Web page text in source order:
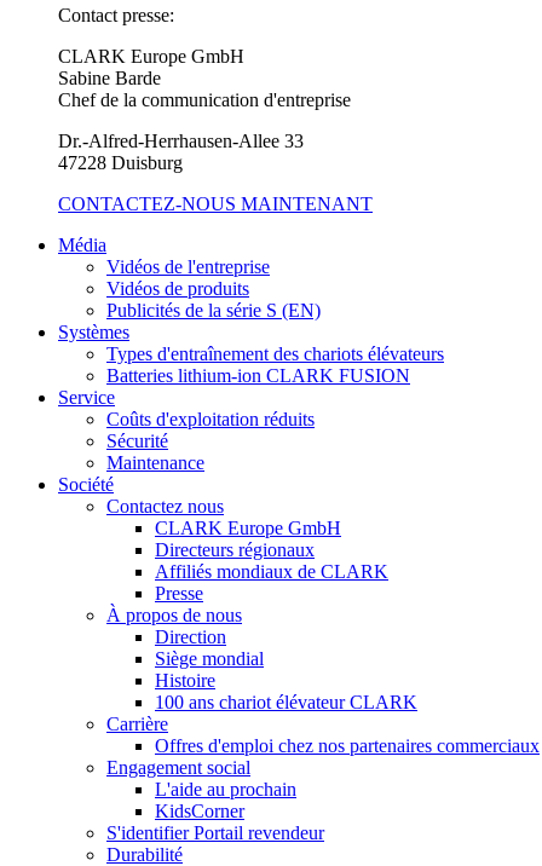
Contact presse:
CLARK Europe GmbH
Sabine Barde
Chef de la communication d'entreprise
Dr.-Alfred-Herrhausen-Allee 33
47228 Duisburg
CONTACTEZ-NOUS MAINTENANT
Média
Vidéos de l'entreprise
Vidéos de produits
Publicités de la série S (EN)
Systèmes
Types d'entraînement des chariots élévateurs
Batteries lithium-ion CLARK FUSION
Service
Coûts d'exploitation réduits
Sécurité
Maintenance
Société
Contactez nous
CLARK Europe GmbH
Directeurs régionaux
Affiliés mondiaux de CLARK
Presse
À propos de nous
Direction
Siège mondial
Histoire
100 ans chariot élévateur CLARK
Carrière
Offres d'emploi chez nos partenaires commerciaux
Engagement social
L'aide au prochain
KidsCorner
S'identifier Portail revendeur
Durabilité